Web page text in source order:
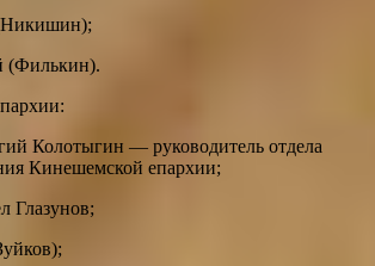
(Филькин).
Колотыгин — руководитель отдела
Кинешемской епархии;
Глазунов;